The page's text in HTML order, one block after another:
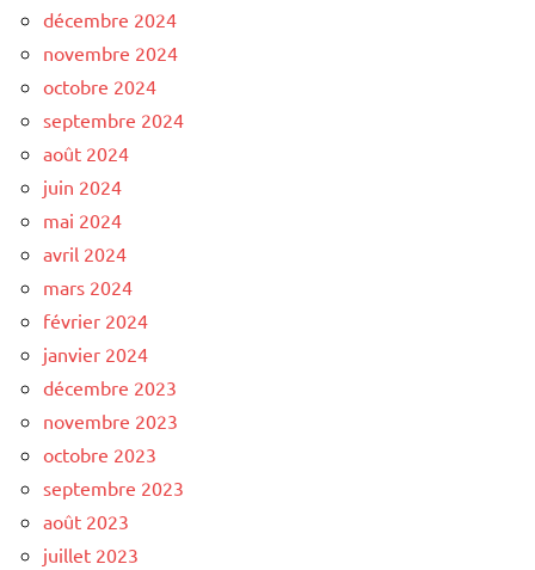
décembre 2024
novembre 2024
octobre 2024
septembre 2024
août 2024
juin 2024
mai 2024
avril 2024
mars 2024
février 2024
janvier 2024
décembre 2023
novembre 2023
octobre 2023
septembre 2023
août 2023
juillet 2023